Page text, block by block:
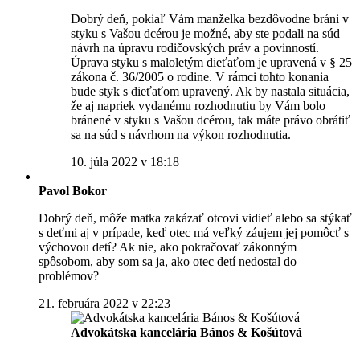
Dobrý deň, pokiaľ Vám manželka bezdôvodne bráni v
styku s Vašou dcérou je možné, aby ste podali na súd
návrh na úpravu rodičovských práv a povinností.
Úprava styku s maloletým dieťaťom je upravená v § 25
zákona č. 36/2005 o rodine. V rámci tohto konania
bude styk s dieťaťom upravený. Ak by nastala situácia,
že aj napriek vydanému rozhodnutiu by Vám bolo
bránené v styku s Vašou dcérou, tak máte právo obrátiť
sa na súd s návrhom na výkon rozhodnutia.
10. júla 2022 v 18:18
Pavol Bokor
Dobrý deň, môže matka zakázať otcovi vidieť alebo sa stýkať
s deťmi aj v prípade, keď otec má veľký záujem jej pomôcť s
výchovou detí? Ak nie, ako pokračovať zákonným
spôsobom, aby som sa ja, ako otec detí nedostal do
problémov?
21. februára 2022 v 22:23
Advokátska kancelária Bános & Košútová